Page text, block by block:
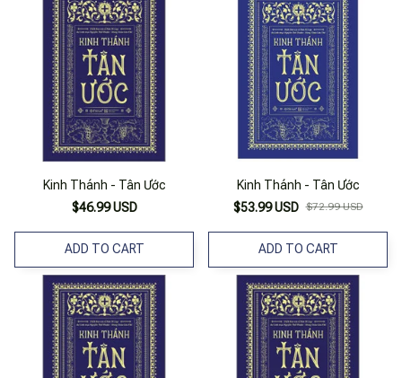
Kinh Thánh - Tân Ước
$46.99 USD
ADD TO CART
Kinh Thánh - Tân Ước
$53.99 USD $72.99 USD
ADD TO CART